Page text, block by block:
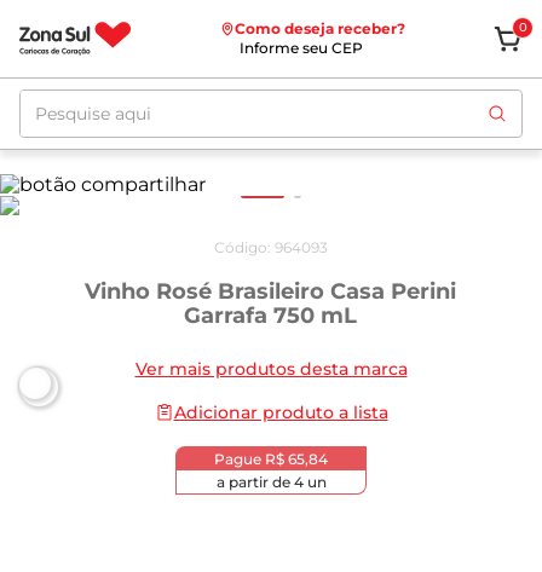
Como deseja receber?
Informe seu CEP
0
Pesquise aqui
Código: 964093
Vinho Rosé Brasileiro Casa Perini
Garrafa 750 mL
Ver mais produtos desta marca
Adicionar produto a lista
Pague R$ 65,84
a partir de 4un